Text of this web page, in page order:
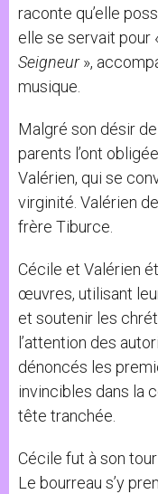
raconte qu’elle
elle se servait pour
Seigneur»,
musique.
Malgré son désir
parents l’ont
Valérien, qui se
virginité. Valérien
frère Tiburce.
Cécile et Valérien
œuvres, utilisant
et soutenir les
l’attention des
dénoncés les
invincibles dans la
tête tranchée.
Cécile fut à son
Le bourreau s’y